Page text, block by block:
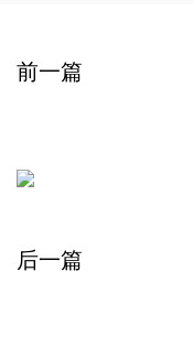
前一篇
后一篇